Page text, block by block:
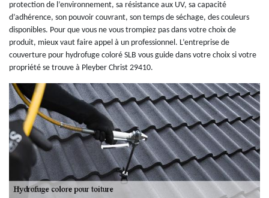
protection de l’environnement, sa résistance aux UV, sa capacité
d’adhérence, son pouvoir couvrant, son temps de séchage, des couleurs
disponibles. Pour que vous ne vous trompiez pas dans votre choix de
produit, mieux vaut faire appel à un professionnel. L’entreprise de
couverture pour hydrofuge coloré SLB vous guide dans votre choix si votre
propriété se trouve à Pleyber Christ 29410.